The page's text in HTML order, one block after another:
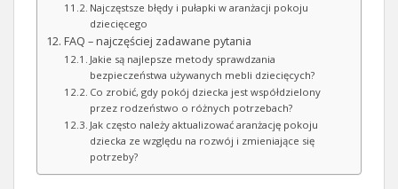
Najczęstsze błędy i pułapki w aranżacji pokoju
dziecięcego
FAQ – najczęściej zadawane pytania
Jakie są najlepsze metody sprawdzania
bezpieczeństwa używanych mebli dziecięcych?
Co zrobić, gdy pokój dziecka jest współdzielony
przez rodzeństwo o różnych potrzebach?
Jak często należy aktualizować aranżację pokoju
dziecka ze względu na rozwój i zmieniające się
potrzeby?